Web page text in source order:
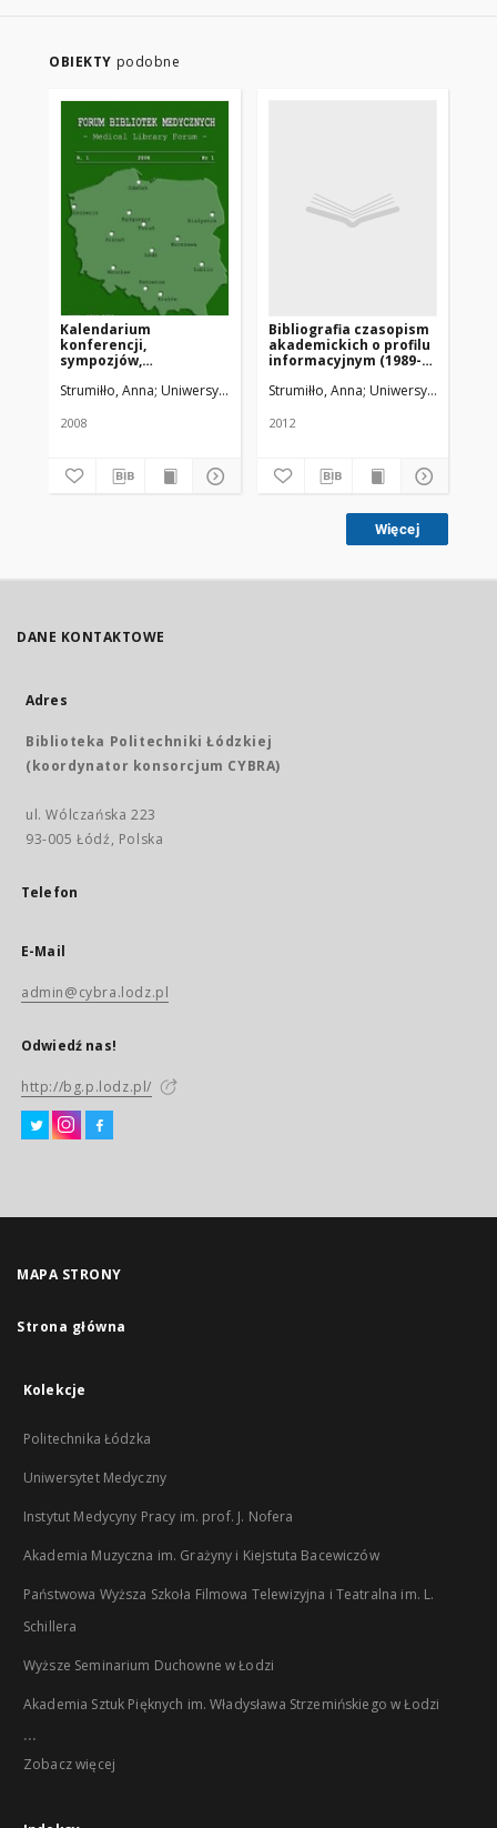
OBIEKTY podobne
Kalendarium
konferencji,
sympozjów,
warsztatów i zjazdów
medycznych (1981-2008)
Strumiłło, Anna Uniwersytet Medyczny w Łodzi
2008
Bibliografia czasopism
akademickich o profilu
informacyjnym (1989-
Strumiłło, Anna Uniwersytet
2012
Więcej
DANE KONTAKTOWE
Adres
Biblioteka Politechniki Łódzkiej
(koordynator konsorcjum CYBRA)
ul. Wólczańska 223
93-005 Łódź, Polska
Telefon
E-Mail
admin@cybra.lodz.pl
Odwiedź nas!
http://bg.p.lodz.pl/
MAPA STRONY
Strona główna
Kolekcje
Politechnika Łódzka
Uniwersytet Medyczny
Instytut Medycyny Pracy im. prof. J. Nofera
Akademia Muzyczna im. Grażyny i Kiejstuta Bacewiczów
Państwowa Wyższa Szkoła Filmowa Telewizyjna i Teatralna im. L.
Schillera
Wyższe Seminarium Duchowne w Łodzi
Akademia Sztuk Pięknych im. Władysława Strzemińskiego w Łodzi
...
Zobacz więcej